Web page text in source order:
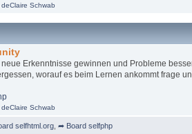
Schwab
Erkenntnisse gewinnen und Probleme
worauf es beim Lernen ankommt frage
Schwab
selfhtml.org, ➦ Board selfphp